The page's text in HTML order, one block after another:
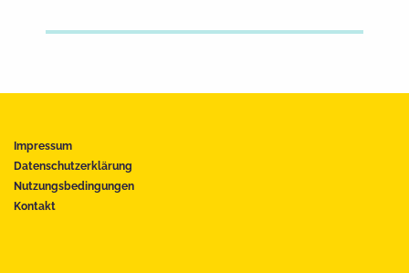
Impressum
Datenschutzerklärung
Nutzungsbedingungen
Kontakt